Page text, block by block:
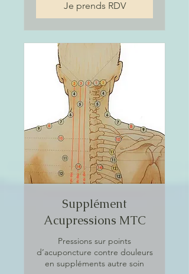
Je prends RDV
Supplément
Acupressions MTC
Pressions sur points
d’acuponcture contre douleurs
en suppléments autre soin